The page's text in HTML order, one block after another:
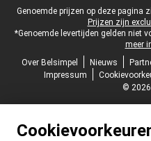
Juridische voettekst
Genoemde prijzen op deze pagina
Prijzen zijn
*Genoemde levertijden gelden niet
meer
Over Belsimpel
Nieuws
Impressum
© 2026